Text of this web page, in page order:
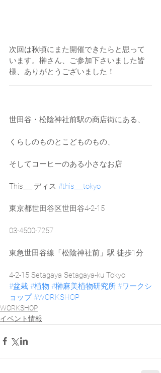
次回は秋頃にまた開催できたらと思って
います。榊さん、ご参加下さいました皆
様、ありがとうございました！
世田谷・松陰神社前駅の商店街にある、
くらしのものとこどものもの、
そしてコーヒーのある小さなお店
This___ ディス #this___tokyo
東京都世田谷区世田谷4-2-15
03-4500-7257
東急世田谷線「松陰神社前」駅 徒歩1分
4-2-15 Setagaya Setagaya-ku Tokyo
#盆栽 #植物 #榊麻美植物研究所 #ワークシ
ョップ #WORKSHOP
WORKSHOP
イベント情報